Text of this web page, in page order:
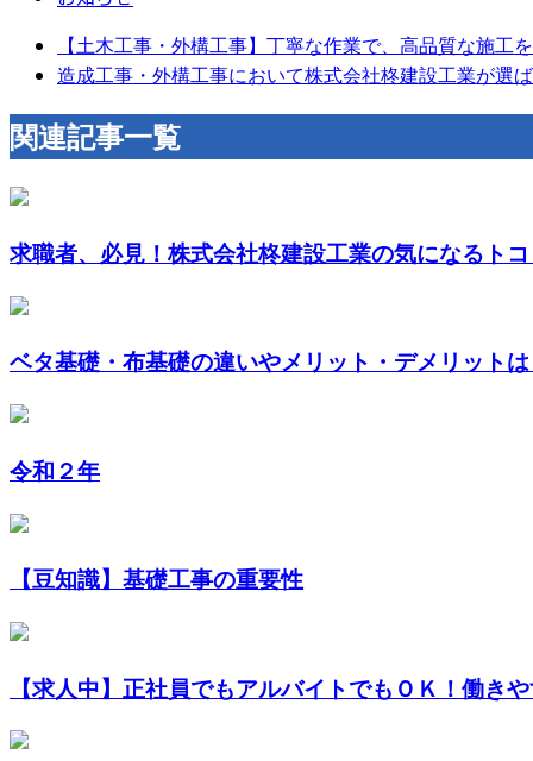
【土木工事・外構工事】丁寧な作業で、高品質な施工
造成工事・外構工事において株式会社柊建設工業が選
関連記事一覧
求職者、必見！株式会社柊建設工業の気になるトコ
ベタ基礎・布基礎の違いやメリット・デメリットは
令和２年
【豆知識】基礎工事の重要性
【求人中】正社員でもアルバイトでもＯＫ！働き